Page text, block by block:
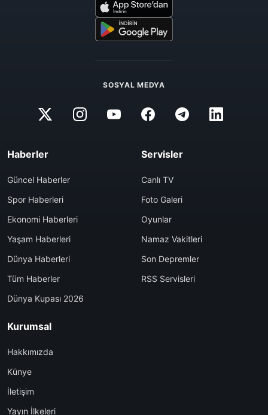
SOSYAL MEDYA
Haberler
Güncel Haberler
Spor Haberleri
Ekonomi Haberleri
Yaşam Haberleri
Dünya Haberleri
Tüm Haberler
Dünya Kupası 2026
Servisler
Canlı TV
Foto Galeri
Oyunlar
Namaz Vakitleri
Son Depremler
RSS Servisleri
Kurumsal
Hakkımızda
Künye
İletişim
Yayın İlkeleri